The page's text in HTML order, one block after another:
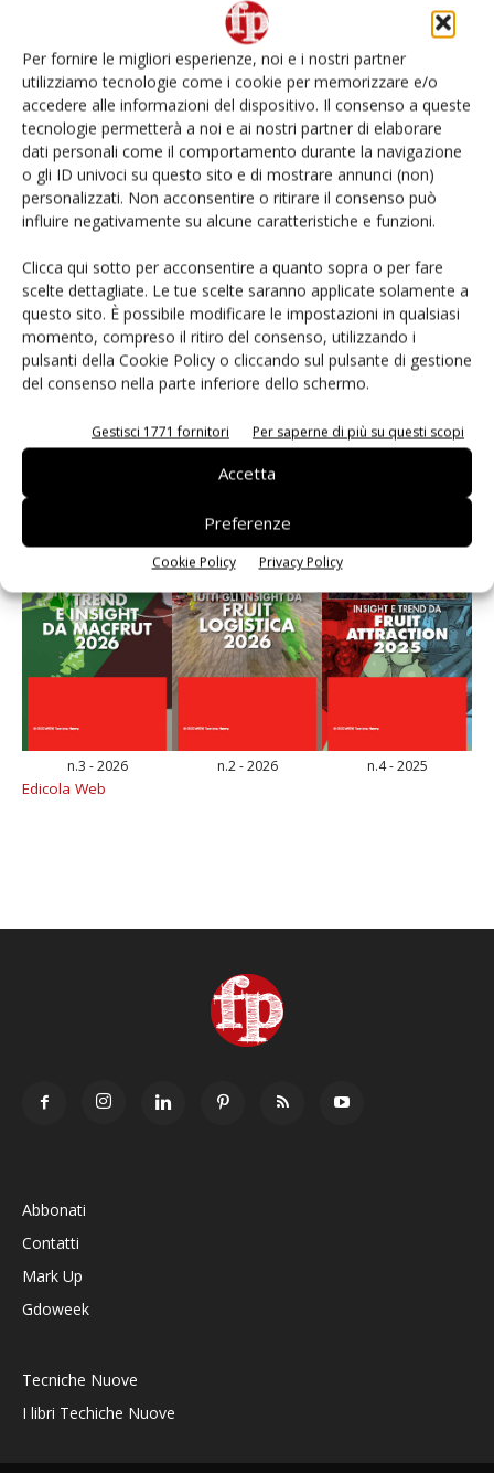
Per fornire le migliori esperienze, noi e i nostri partner
utilizziamo tecnologie come i cookie per memorizzare e/o
accedere alle informazioni del dispositivo. Il consenso a queste
tecnologie permetterà a noi e ai nostri partner di elaborare
dati personali come il comportamento durante la navigazione
o gli ID univoci su questo sito e di mostrare annunci (non)
personalizzati. Non acconsentire o ritirare il consenso può
influire negativamente su alcune caratteristiche e funzioni.
Clicca qui sotto per acconsentire a quanto sopra o per fare
scelte dettagliate. Le tue scelte saranno applicate solamente a
questo sito. È possibile modificare le impostazioni in qualsiasi
momento, compreso il ritiro del consenso, utilizzando i
pulsanti della Cookie Policy o cliccando sul pulsante di gestione
del consenso nella parte inferiore dello schermo.
Gestisci 1771 fornitori Per saperne di più su questi scopi
Accetta
Preferenze
Cookie Policy Privacy Policy
L’ortofrutta di Extra Supermercati tra localismo e
Ai #Repartofresh
Non è una susina: è Metis… e può rivoluzionare la
categoria
Andamento prezzi ortofrutta in Italia al 27 luglio
2026
Leonardo Odorizzi: “Dobbiamo creare stupore nel
punto di vendita” #vocidellortofrutta
n.3 - 2026 n.2 - 2026 n.4 - 2025
Edicola Web
Abbonati
Contatti
Mark Up
Gdoweek
Tecniche Nuove
I libri Techiche Nuove